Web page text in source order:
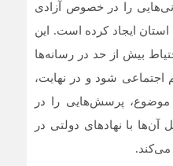
را در خصوص آزادی
استان ایجاد کرده است. این
بیش از حد در رسانه‌ها
اجتماعی شود و در نهایت،
موضوع، پرسش‌هایی را در
آن‌ها با نهادهای دولتی در